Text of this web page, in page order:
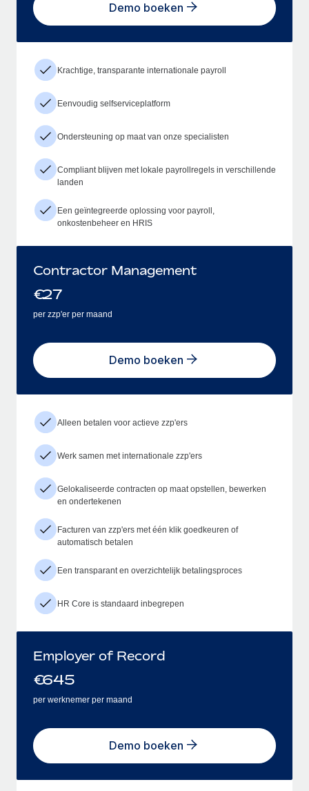
Demo boeken
Krachtige, transparante internationale payroll
Eenvoudig selfserviceplatform
Ondersteuning op maat van onze specialisten
Compliant blijven met lokale payrollregels in verschillende
landen
Een geïntegreerde oplossing voor payroll,
onkostenbeheer en HRIS
Contractor Management
€27
per zzp'er per maand
Demo boeken
Alleen betalen voor actieve zzp'ers
Werk samen met internationale zzp'ers
Gelokaliseerde contracten op maat opstellen, bewerken
en ondertekenen
Facturen van zzp'ers met één klik goedkeuren of
automatisch betalen
Een transparant en overzichtelijk betalingsproces
HR Core is standaard inbegrepen
Employer of Record
€645
per werknemer per maand
Demo boeken